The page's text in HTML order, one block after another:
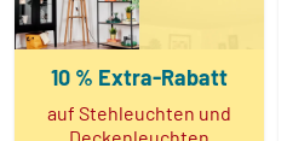
10 % Extra-Rabatt
auf Stehleuchten und
Deckenleuchten